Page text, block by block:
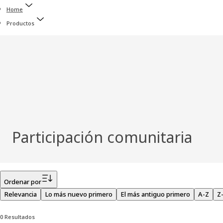
Home
Productos
Participación comunitaria
Ordenar por
Relevancia
Lo más nuevo primero El más antiguo primero A-Z
0 Resultados